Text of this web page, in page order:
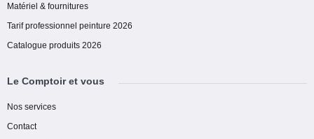
Matériel & fournitures
Tarif professionnel peinture 2026
Catalogue produits 2026
Le Comptoir et vous
Nos services
Contact